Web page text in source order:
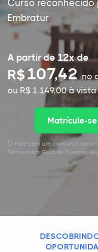
Curso reconhecido
Embratur
A partir de 12x de
R$107,42no
ou R$ 1.149,00 à
Matrícule-
Fale com um consultor para
Técnico em Guia de Turismo